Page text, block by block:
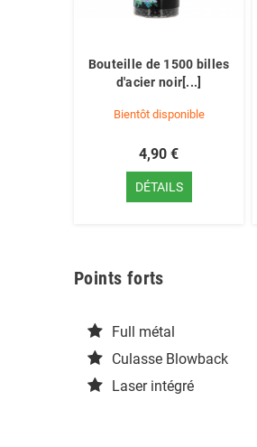
Bouteille de 1500 billes
d'acier noir[...]
Bientôt disponible
4,90 €
DÉTAILS
Points forts
Full métal
Culasse Blowback
Laser intégré